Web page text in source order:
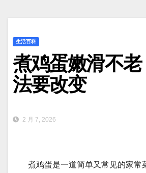
生活百科
煮鸡蛋嫩滑不
法要改变
2 月 7, 2026
煮鸡蛋是一道简单又常见的家常